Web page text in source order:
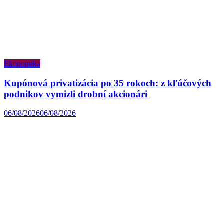
Ekonomika
Kupónová privatizácia po 35 rokoch: z kľúčových
podnikov vymizli drobní akcionári
06/08/202606/08/2026